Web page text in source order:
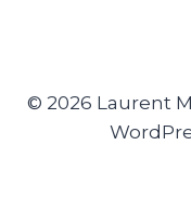
© 2026 Laurent